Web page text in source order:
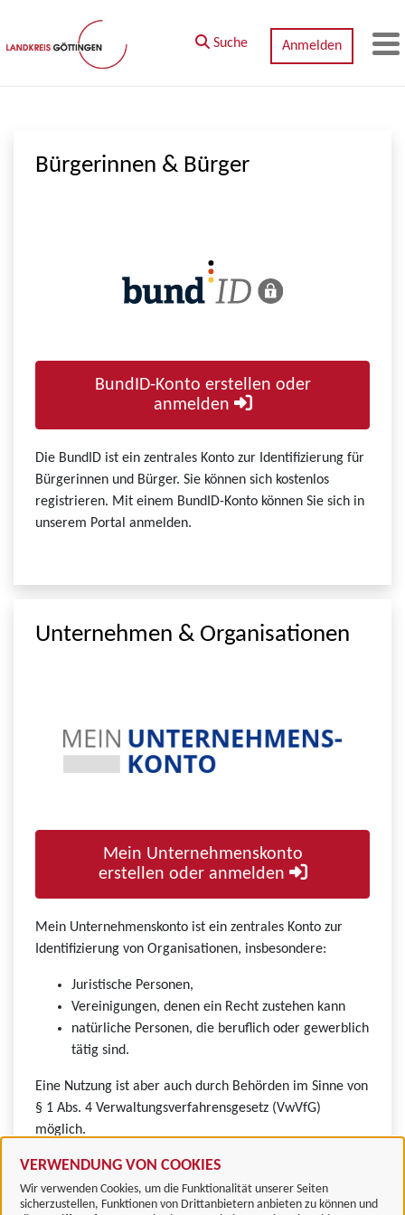
Zum Hauptinhalt springen
VERWENDUNG VON COOKIES
Wir verwenden Cookies, um die Funktionalität unserer Seiten
sicherzustellen, Funktionen von Drittanbietern anbieten zu können und
Suche Anmelden
Bürgerinnen & Bürger
BundID-Konto erstellen oder
anmelden
Die BundID ist ein zentrales Konto zur Identifizierung für
Bürgerinnen und Bürger. Sie können sich kostenlos
registrieren. Mit einem BundID-Konto können Sie sich in
unserem Portal anmelden.
Unternehmen & Organisationen
Mein Unternehmenskonto
erstellen oder anmelden
Mein Unternehmenskonto ist ein zentrales Konto zur
Identifizierung von Organisationen, insbesondere:
Juristische Personen,
Vereinigungen, denen ein Recht zustehen kann
natürliche Personen, die beruflich oder gewerblich
tätig sind.
Eine Nutzung ist aber auch durch Behörden im Sinne von
§ 1 Abs. 4 Verwaltungsverfahrensgesetz (VwVfG)
möglich.